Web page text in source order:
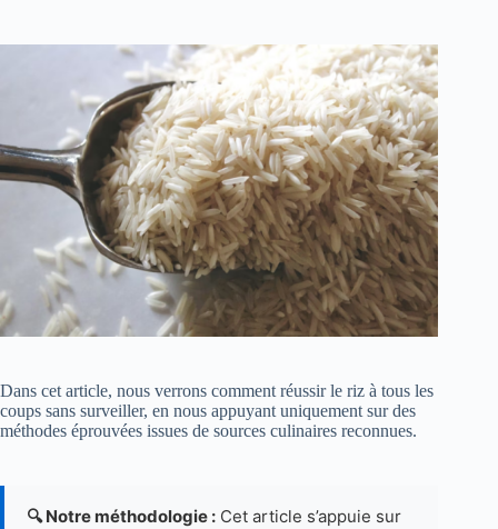
Dans cet article, nous verrons comment réussir le riz à tous les
coups sans surveiller, en nous appuyant uniquement sur des
méthodes éprouvées issues de sources culinaires reconnues.
🔍 Notre méthodologie : Cet article s’appuie sur